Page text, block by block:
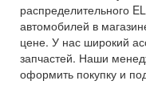
распределительного
автомобилей в
цене. У нас широкий
запчастей. Наши
оформить покупку и